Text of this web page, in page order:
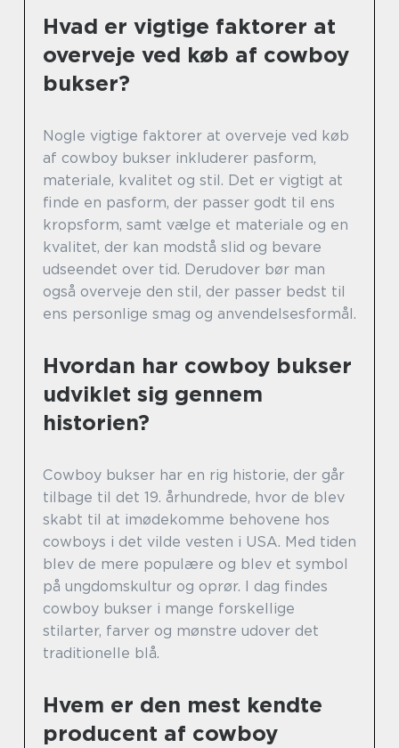
Hvad er vigtige faktorer at
overveje ved køb af cowboy
bukser?
Nogle vigtige faktorer at overveje ved køb
af cowboy bukser inkluderer pasform,
materiale, kvalitet og stil. Det er vigtigt at
finde en pasform, der passer godt til ens
kropsform, samt vælge et materiale og en
kvalitet, der kan modstå slid og bevare
udseendet over tid. Derudover bør man
også overveje den stil, der passer bedst til
ens personlige smag og anvendelsesformål.
Hvordan har cowboy bukser
udviklet sig gennem
historien?
Cowboy bukser har en rig historie, der går
tilbage til det 19. århundrede, hvor de blev
skabt til at imødekomme behovene hos
cowboys i det vilde vesten i USA. Med tiden
blev de mere populære og blev et symbol
på ungdomskultur og oprør. I dag findes
cowboy bukser i mange forskellige
stilarter, farver og mønstre udover det
traditionelle blå.
Hvem er den mest kendte
producent af cowboy